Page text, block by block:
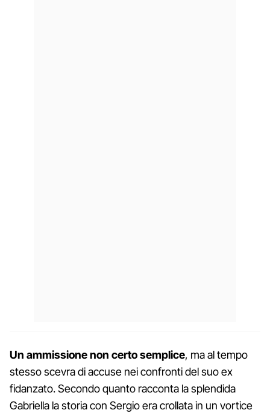
Un ammissione non certo semplice, ma al tempo
stesso scevra di accuse nei confronti del suo ex
fidanzato. Secondo quanto racconta la splendida
Gabriella la storia con Sergio era crollata in un vortice